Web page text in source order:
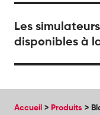
Les
disponibles à
Accueil > Produits >